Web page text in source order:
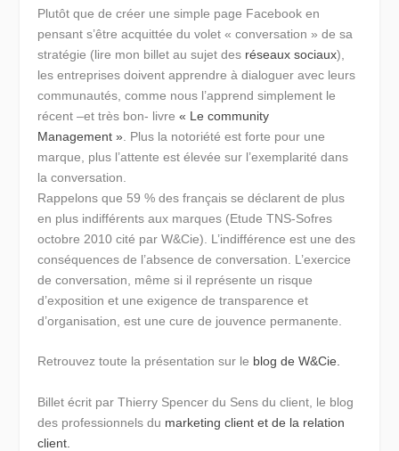
Plutôt que de créer une simple page Facebook en
pensant s’être acquittée du volet « conversation » de sa
stratégie (lire mon billet au sujet des réseaux sociaux),
les entreprises doivent apprendre à dialoguer avec leurs
communautés, comme nous l’apprend simplement le
récent –et très bon- livre« Le community
Management » Plus la notoriété est forte pour une
marque, plus l’attente est élevée sur l’exemplarité dans
la conversation.
Rappelons que 59 % des français se déclarent de plus
en plus indifférents aux marques (Etude TNS-Sofres
octobre 2010 cité par W&Cie). L’indifférence est une des
conséquences de l’absence de conversation. L’exercice
de conversation, même si il représente un risque
d’exposition et une exigence de transparence et
d’organisation, est une cure de jouvence permanente.
Retrouvez toute la présentation sur le blog de W&Cie.
Billet écrit par Thierry Spencer du Sens du client, le blog
des professionnels du marketing client et de la relation
client.